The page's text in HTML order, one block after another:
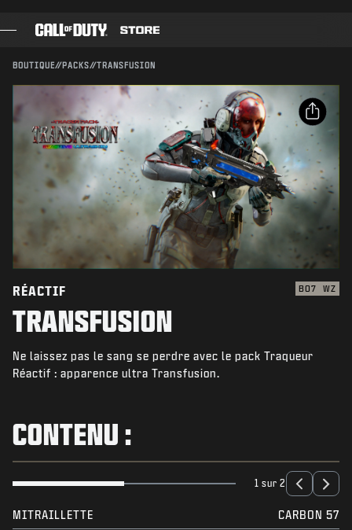
PASSE DE COMBAT
BLACK CELL
POINTS COD
BOUTIQUE D'ÉQUIPEMENT
COMBAT BUILDS
ACTUS
CONNEXION|S'INSCRIRE
BOUTIQUE//PACKS//TRANSFUSION
Compatible avec :
CONFIRMER L'ACHAT
ANNULER
Activision peut mettre à jour, remplacer ou supprimer
ce contenu en jeu à tout moment.
PARTAGER
Email
Facebook
Copier le lien
RÉACTIF BO7 WZ
TRANSFUSION
Ne laissez pas le sang se perdre avec le pack Traqueur
Réactif : apparence ultra Transfusion.
CONTENU :
1 sur 2
MITRAILLETTE CARBON 57